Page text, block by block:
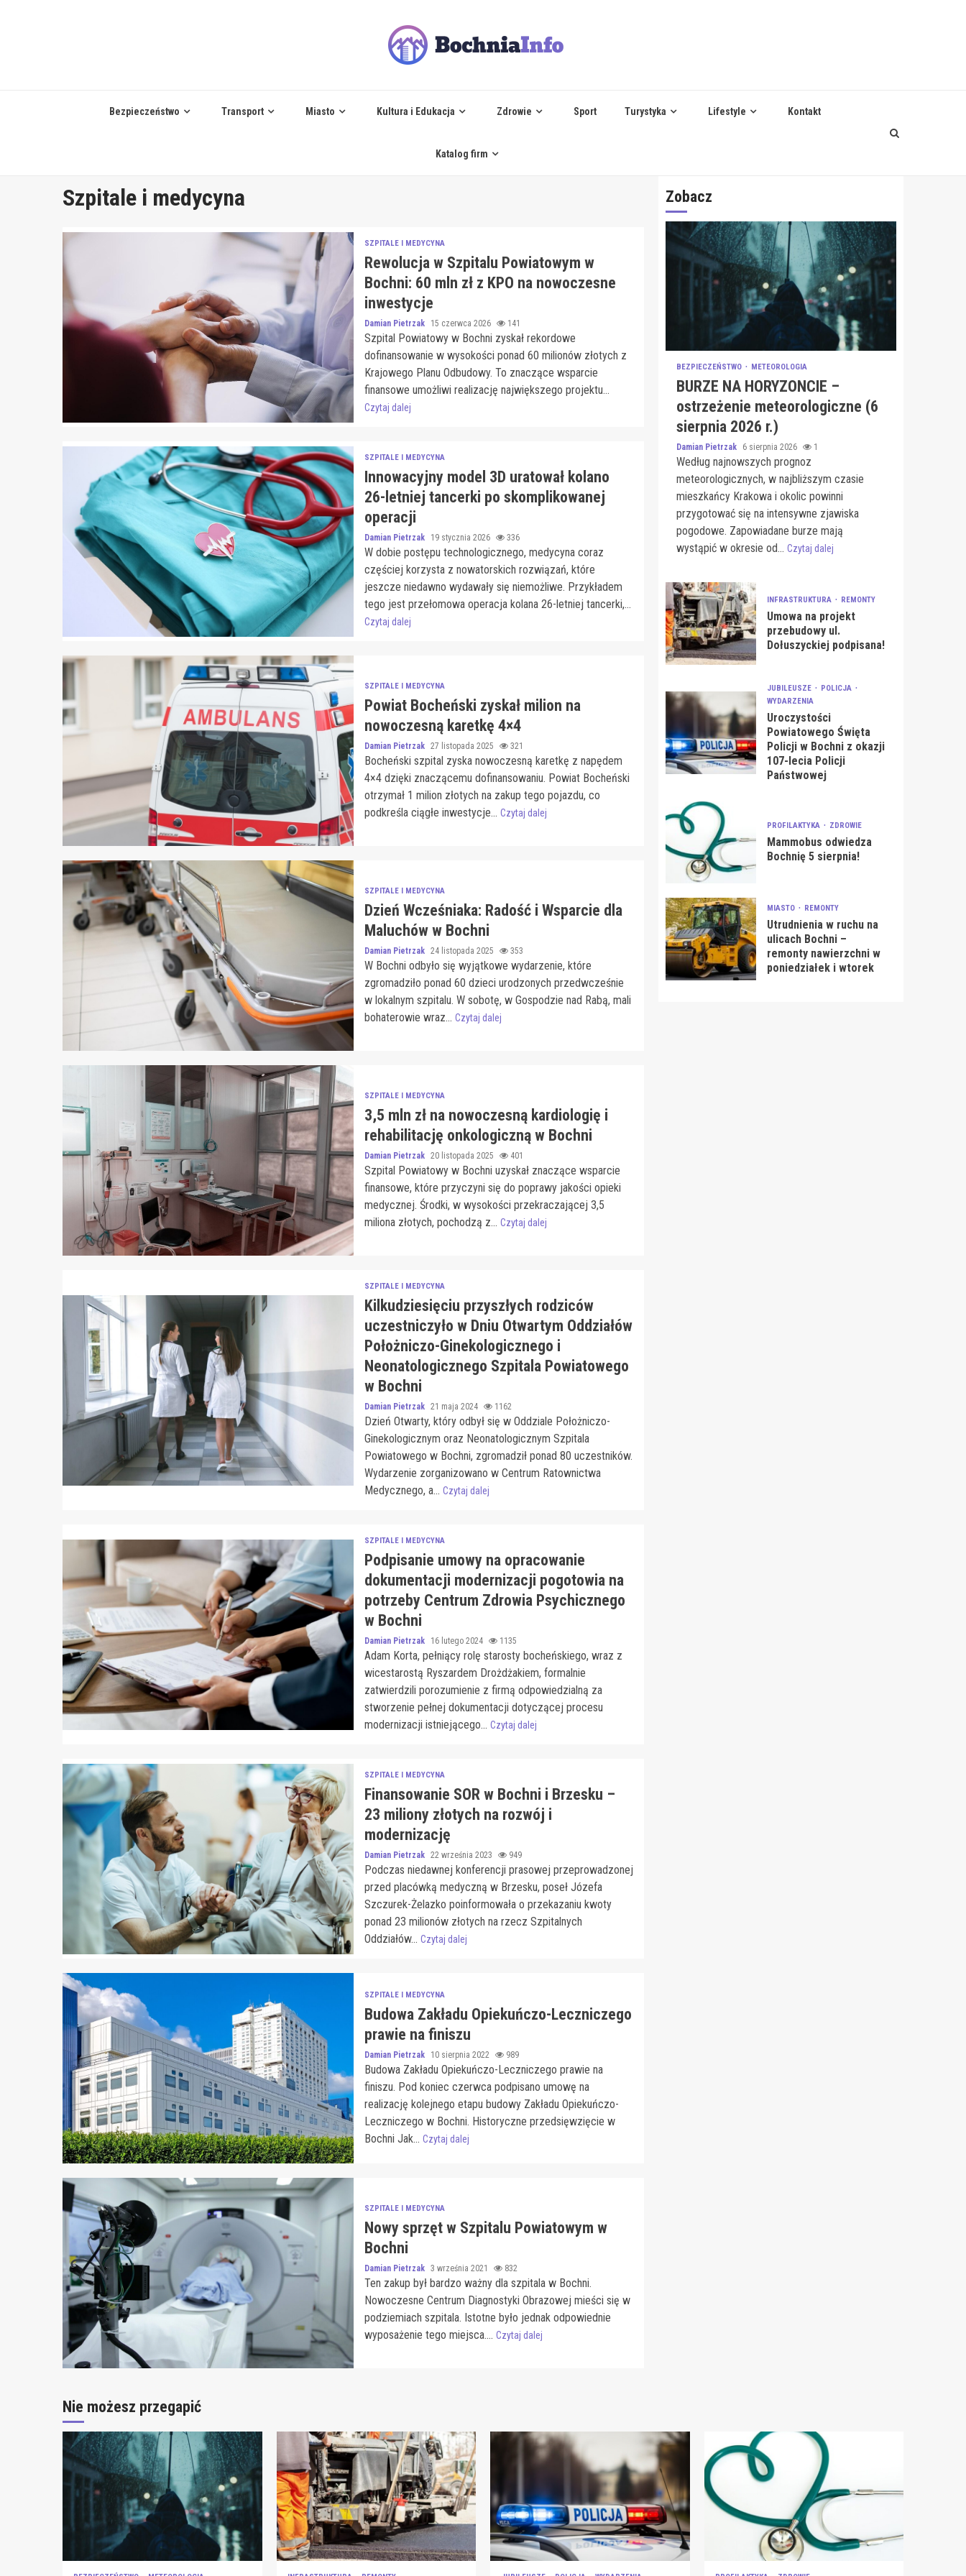
Bezpieczeństwo Transport Miasto Kultura i Edukacja Zdrowie Sport Turystyka Lifestyle Kontakt
Katalog firm
Szpitale i medycyna
SZPITALE I MEDYCYNA
Rewolucja w Szpitalu Powiatowym w
Bochni: 60 mln zł z KPO na nowoczesne
inwestycje
Damian Pietrzak 15 czerwca 2026 141
Szpital Powiatowy w Bochni zyskał rekordowe
dofinansowanie w wysokości ponad 60 milionów złotych z
Krajowego Planu Odbudowy. To znaczące wsparcie
finansowe umożliwi realizację największego projektu...
Czytaj dalej
SZPITALE I MEDYCYNA
Innowacyjny model 3D uratował kolano
26-letniej tancerki po skomplikowanej
operacji
Damian Pietrzak 19 stycznia 2026 336
W dobie postępu technologicznego, medycyna coraz
częściej korzysta z nowatorskich rozwiązań, które
jeszcze niedawno wydawały się niemożliwe. Przykładem
tego jest przełomowa operacja kolana 26-letniej tancerki,...
Czytaj dalej
SZPITALE I MEDYCYNA
Powiat Bocheński zyskał milion na
nowoczesną karetkę 4×4
Damian Pietrzak 27 listopada 2025 321
Bocheński szpital zyska nowoczesną karetkę z napędem
4×4 dzięki znaczącemu dofinansowaniu. Powiat Bocheński
otrzymał 1 milion złotych na zakup tego pojazdu, co
podkreśla ciągłe inwestycje... Czytaj dalej
SZPITALE I MEDYCYNA
Dzień Wcześniaka: Radość i Wsparcie dla
Maluchów w Bochni
Damian Pietrzak 24 listopada 2025 353
W Bochni odbyło się wyjątkowe wydarzenie, które
zgromadziło ponad 60 dzieci urodzonych przedwcześnie
w lokalnym szpitalu. W sobotę, w Gospodzie nad Rabą, mali
bohaterowie wraz... Czytaj dalej
SZPITALE I MEDYCYNA
3,5 mln zł na nowoczesną kardiologię i
rehabilitację onkologiczną w Bochni
Damian Pietrzak 20 listopada 2025 401
Szpital Powiatowy w Bochni uzyskał znaczące wsparcie
finansowe, które przyczyni się do poprawy jakości opieki
medycznej. Środki, w wysokości przekraczającej 3,5
miliona złotych, pochodzą z... Czytaj dalej
SZPITALE I MEDYCYNA
Kilkudziesięciu przyszłych rodziców
uczestniczyło w Dniu Otwartym Oddziałów
Położniczo-Ginekologicznego i
Neonatologicznego Szpitala Powiatowego
w Bochni
Damian Pietrzak 21 maja 2024 1162
Dzień Otwarty, który odbył się w Oddziale Położniczo-
Ginekologicznym oraz Neonatologicznym Szpitala
Powiatowego w Bochni, zgromadził ponad 80 uczestników.
Wydarzenie zorganizowano w Centrum Ratownictwa
Medycznego, a... Czytaj dalej
SZPITALE I MEDYCYNA
Podpisanie umowy na opracowanie
dokumentacji modernizacji pogotowia na
potrzeby Centrum Zdrowia Psychicznego
w Bochni
Damian Pietrzak 16 lutego 2024 1135
Adam Korta, pełniący rolę starosty bocheńskiego, wraz z
wicestarostą Ryszardem Drożdżakiem, formalnie
zatwierdzili porozumienie z firmą odpowiedzialną za
stworzenie pełnej dokumentacji dotyczącej procesu
modernizacji istniejącego... Czytaj dalej
SZPITALE I MEDYCYNA
Finansowanie SOR w Bochni i Brzesku –
23 miliony złotych na rozwój i
modernizację
Damian Pietrzak 22 września 2023 949
Podczas niedawnej konferencji prasowej przeprowadzonej
przed placówką medyczną w Brzesku, poseł Józefa
Szczurek-Żelazko poinformowała o przekazaniu kwoty
ponad 23 milionów złotych na rzecz Szpitalnych
Oddziałów... Czytaj dalej
SZPITALE I MEDYCYNA
Budowa Zakładu Opiekuńczo-Leczniczego
prawie na finiszu
Damian Pietrzak 10 sierpnia 2022 989
Budowa Zakładu Opiekuńczo-Leczniczego prawie na
finiszu. Pod koniec czerwca podpisano umowę na
realizację kolejnego etapu budowy Zakładu Opiekuńczo-
Leczniczego w Bochni. Historyczne przedsięwzięcie w
Bochni Jak... Czytaj dalej
SZPITALE I MEDYCYNA
Nowy sprzęt w Szpitalu Powiatowym w
Bochni
Damian Pietrzak 3 września 2021 832
Ten zakup był bardzo ważny dla szpitala w Bochni.
Nowoczesne Centrum Diagnostyki Obrazowej mieści się w
podziemiach szpitala. Istotne było jednak odpowiednie
wyposażenie tego miejsca.... Czytaj dalej
Zobacz
BEZPIECZEŃSTWO METEOROLOGIA
BURZE NA HORYZONCIE –
ostrzeżenie meteorologiczne (6
sierpnia 2026 r.)
Damian Pietrzak 6 sierpnia 2026 1
Według najnowszych prognoz
meteorologicznych, w najbliższym czasie
mieszkańcy Krakowa i okolic powinni
przygotować się na intensywne zjawiska
pogodowe. Zapowiadane burze mają
wystąpić w okresie od... Czytaj dalej
INFRASTRUKTURA REMONTY
Umowa na projekt
przebudowy ul.
Dołuszyckiej podpisana!
JUBILEUSZE
POLICJA
WYDARZENIA
Uroczystości
Powiatowego Święta
Policji w Bochni z okazji
107-lecia Policji
Państwowej
PROFILAKTYKA ZDROWIE
Mammobus odwiedza
Bochnię 5 sierpnia!
MIASTO REMONTY
Utrudnienia w ruchu na
ulicach Bochni –
remonty nawierzchni w
poniedziałek i wtorek
Nie możesz przegapić